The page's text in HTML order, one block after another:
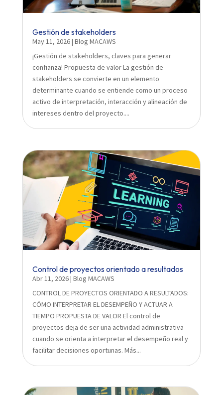
Gestión de stakeholders
May 11, 2026| Blog MACAWS
¡Gestión de stakeholders, claves para generar
confianza! Propuesta de valor La gestión de
stakeholders se convierte en un elemento
determinante cuando se entiende como un proceso
activo de interpretación, interacción y alineación de
intereses dentro del proyecto....
Control de proyectos orientado a resultados
Abr 11, 2026| Blog MACAWS
CONTROL DE PROYECTOS ORIENTADO A RESULTADOS:
CÓMO INTERPRETAR EL DESEMPEÑO Y ACTUAR A
TIEMPO PROPUESTA DE VALOR El control de
proyectos deja de ser una actividad administrativa
cuando se orienta a interpretar el desempeño real y
facilitar decisiones oportunas. Más...